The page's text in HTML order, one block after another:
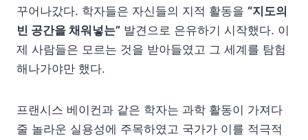
꾸어나갔다. 학자들은 자신들의 지적 활동을 “지도의
빈 공간을 채워넣는” 발견으로 은유하기 시작했다. 이
제 사람들은 모르는 것을 받아들였고 그 세계를 탐험
해나가야만 했다.
프랜시스 베이컨과 같은 학자는 과학 활동이 가져다
줄 놀라운 실용성에 주목하였고 국가가 이를 적극적